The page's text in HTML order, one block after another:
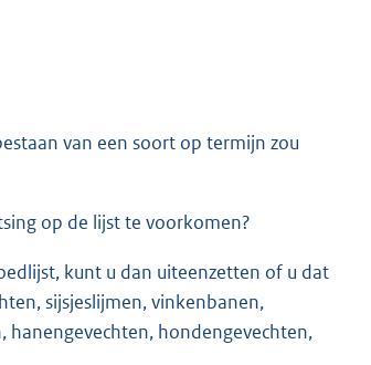
van een soort op termijn zou
op de lijst te voorkomen?
kunt u dan uiteenzetten of u dat
sijsjeslijmen, vinkenbanen,
hondengevechten,